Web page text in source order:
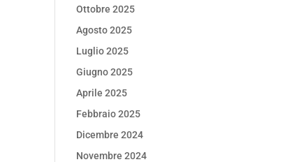
Ottobre 2025
Agosto 2025
Luglio 2025
Giugno 2025
Aprile 2025
Febbraio 2025
Dicembre 2024
Novembre 2024